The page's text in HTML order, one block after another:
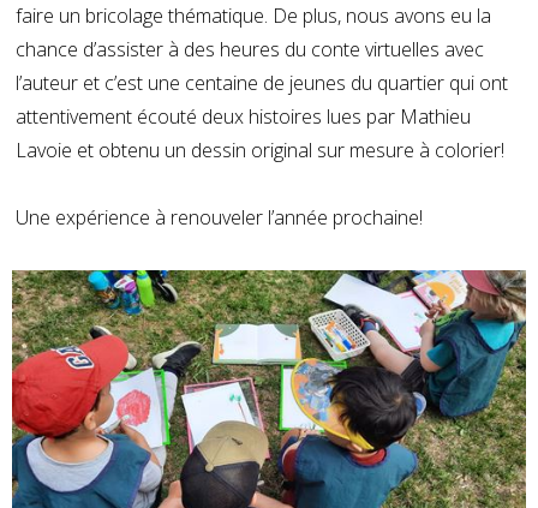
faire un bricolage thématique. De plus, nous avons eu la
chance d’assister à des heures du conte virtuelles avec
l’auteur et c’est une centaine de jeunes du quartier qui ont
attentivement écouté deux histoires lues par Mathieu
Lavoie et obtenu un dessin original sur mesure à colorier!
Une expérience à renouveler l’année prochaine!